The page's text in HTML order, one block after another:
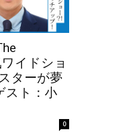
イドショ
ターが夢
スト：小
0